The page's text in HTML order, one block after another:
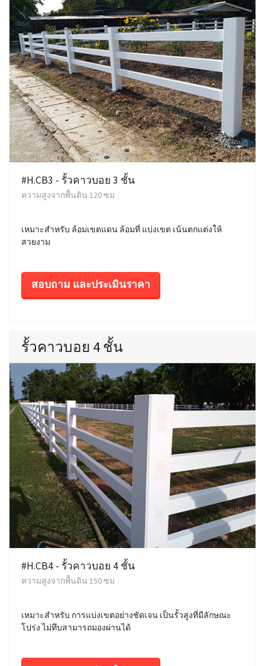
#H.CB3 - รั้วคาวบอย 3 ชั้น
ความสูงจากพื้นดิน 120 ซม
เหมาะสำหรับ ล้อมเขตแดน ล้อมที่ แบ่งเขต เน้นตกแต่งให้
สวยงาม
สอบถาม และประเมินราคา
รั้วคาวบอย 4 ชั้น
#H.CB4 - รั้วคาวบอย 4 ชั้น
ความสูงจากพื้นดิน 150 ซม
เหมาะสำหรับ การแบ่งเขตอย่างชัดเจน เป็นรั้วสูงที่มีลักษณะ
โปร่ง ไม่ทึบสามารถมองผ่านได้